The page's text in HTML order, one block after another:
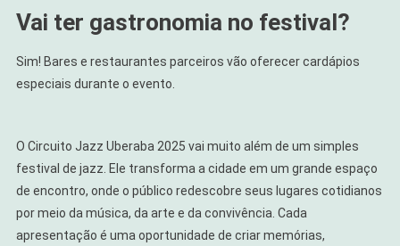
Vai ter gastronomia no festival?
Sim! Bares e restaurantes parceiros vão oferecer cardápios
especiais durante o evento.
O Circuito Jazz Uberaba 2025 vai muito além de um simples
festival de jazz. Ele transforma a cidade em um grande espaço
de encontro, onde o público redescobre seus lugares cotidianos
por meio da música, da arte e da convivência. Cada
apresentação é uma oportunidade de criar memórias,